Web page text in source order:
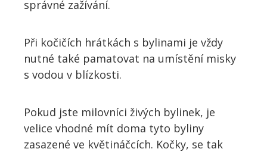
správné zažívání.
Při kočičích hrátkách s bylinami je vždy
nutné také pamatovat na umístění misky
s vodou v blízkosti.
Pokud jste milovníci živých bylinek, je
velice vhodné mít doma tyto byliny
zasazené ve květináčcích. Kočky, se tak